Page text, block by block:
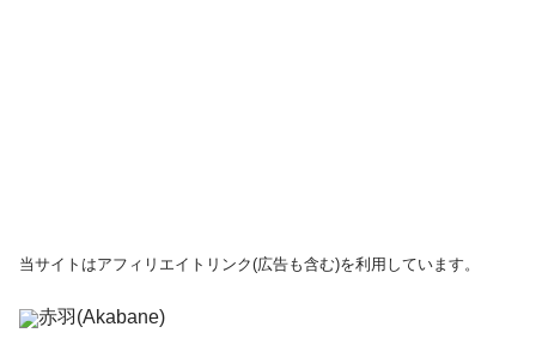
当サイトはアフィリエイトリンク(広告も含む)を利用しています。
赤羽(Akabane)